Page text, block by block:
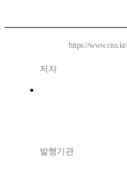
https://
저자
발행기관